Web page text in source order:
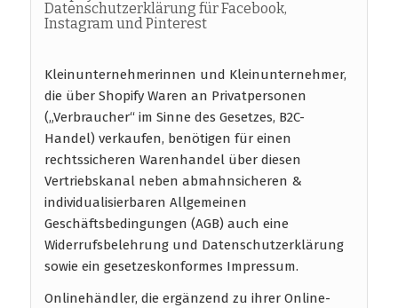
Datenschutzerklärung für Facebook,
Instagram und Pinterest
Kleinunternehmerinnen und Kleinunternehmer,
die über Shopify Waren an Privatpersonen
(„Verbraucher“ im Sinne des Gesetzes, B2C-
Handel) verkaufen, benötigen für einen
rechtssicheren Warenhandel über diesen
Vertriebskanal neben abmahnsicheren &
individualisierbaren Allgemeinen
Geschäftsbedingungen (AGB) auch eine
Widerrufsbelehrung und Datenschutzerklärung
sowie ein gesetzeskonformes Impressum.
Onlinehändler, die ergänzend zu ihrer Online-